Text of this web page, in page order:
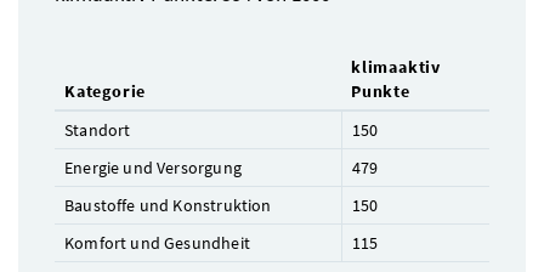
Kategorie
klimaaktiv
Punkte
Standort
150
Energie und Versorgung
479
Baustoffe und Konstruktion
150
Komfort und Gesundheit
115